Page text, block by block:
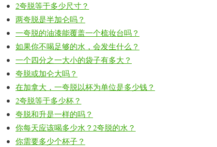
2夸脱等于多少尺寸？
两夸脱是半加仑吗？
一夸脱的油漆能覆盖一个梳妆台吗？
如果你不喝足够的水，会发生什么？
一个四分之一大小的袋子有多大？
夸脱或加仑大吗？
在加拿大，一夸脱以杯为单位是多少钱？
2夸脱等于多少杯？
夸脱和升是一样的吗？
你每天应该喝多少水？2夸脱的水？
你需要多少个杯子？